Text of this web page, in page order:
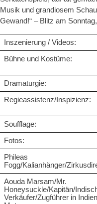
Musik und grandiosem
Gewand!“ – Blitz am
Inszenierung / Videos:
Bühne und Kostüme:
Dramaturgie:
Regieassistenz/Inspizienz:
Soufflage:
Fotos:
Phileas
Fogg/Kalianhänger/
Aouda Marsam/Mr.
Honeysuckle/Kapitän/
Verkäufer/Zugführer in